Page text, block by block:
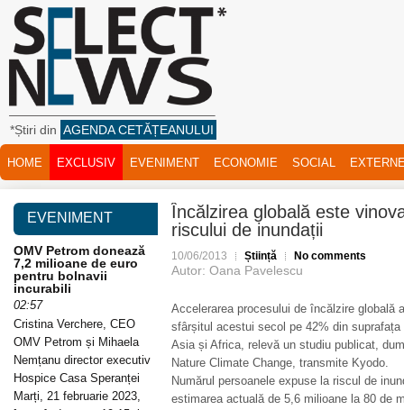
*Știri din AGENDA CETĂȚEANULUI
HOME EXCLUSIV EVENIMENT ECONOMIE SOCIAL
Încălzirea globală este
riscului de inundații
10/06/2013 Știință No comments
Autor: Oana Pavelescu
Accelerarea procesului de încălzire globală
sfârșitul acestui secol pe 42% din
Asia și Africa, relevă un studiu publicat,
Nature Climate Change, transmite Kyodo.
Numărul persoanele expuse la riscul de
estimarea actuală de 5,6 milioane la 80 de
EVENIMENT
OMV Petrom donează
7,2 milioane de euro
pentru bolnavii
incurabili
02:57
Cristina Verchere, CEO
OMV Petrom și Mihaela
Nemțanu director executiv
Hospice Casa Speranței
Marți, 21 februarie 2023,